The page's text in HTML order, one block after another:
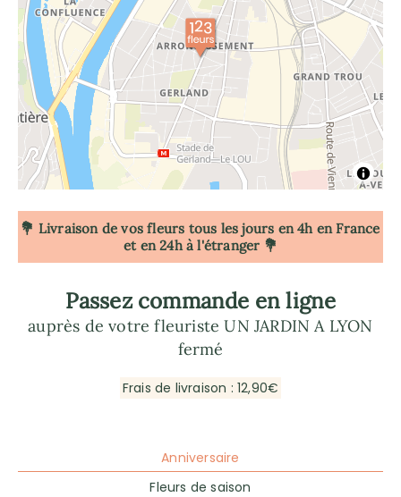
💐 Livraison de vos fleurs tous les jours en 4h en France
et en 24h à l'étranger 💐
Passez commande en ligne
auprès de votre fleuriste UN JARDIN A LYON
fermé
Frais de livraison : 12,90€
Anniversaire
Fleurs de saison